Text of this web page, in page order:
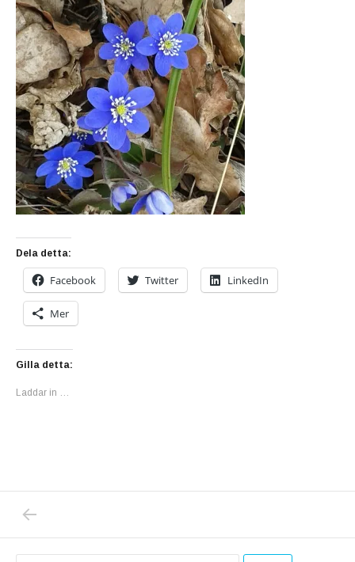
Dela detta:
Facebook Twitter LinkedIn
Mer
Gilla detta:
Laddar in …
Inläggsnavigering